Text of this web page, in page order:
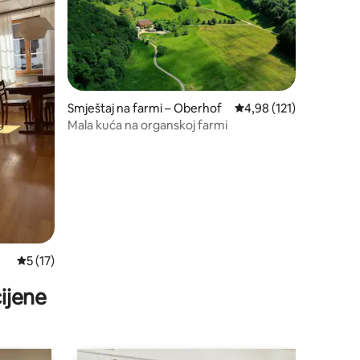
Prosječna ocjena: 5/5, recenzija: 17
5 (17)
Smještaj na farmi – Oberhof Prosječna ocjena:
4,98 (121)
Mala kuća na organskoj farmi